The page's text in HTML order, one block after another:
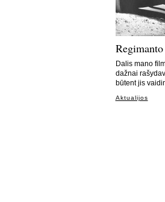
Dalis mano
dažnai
būtent jis
Aktualijos